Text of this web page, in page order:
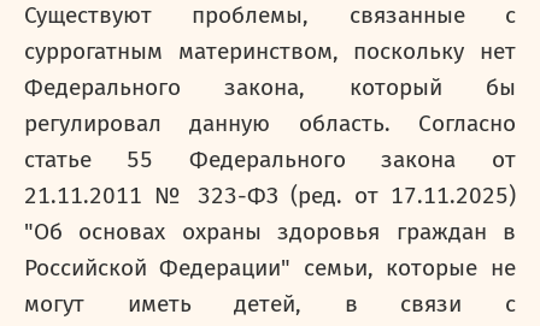
Существуют проблемы, связанные с
суррогатным материнством, поскольку нет
Федерального закона, который бы
регулировал данную область. Согласно
статье 55 Федерального закона от
21.11.2011 № 323-ФЗ (ред. от 17.11.2025)
"Об основах охраны здоровья граждан в
Российской Федерации" семьи, которые не
могут иметь детей, в связи с